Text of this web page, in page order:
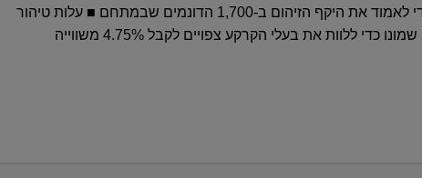
פינוי שדה התעופה החל, ובקרוב יבוצעו 500 קידוחי קרקע כדי לאמוד את היקף הזיהום ב-1,700 הדונמים שבמתחם ■ עלות טיהור